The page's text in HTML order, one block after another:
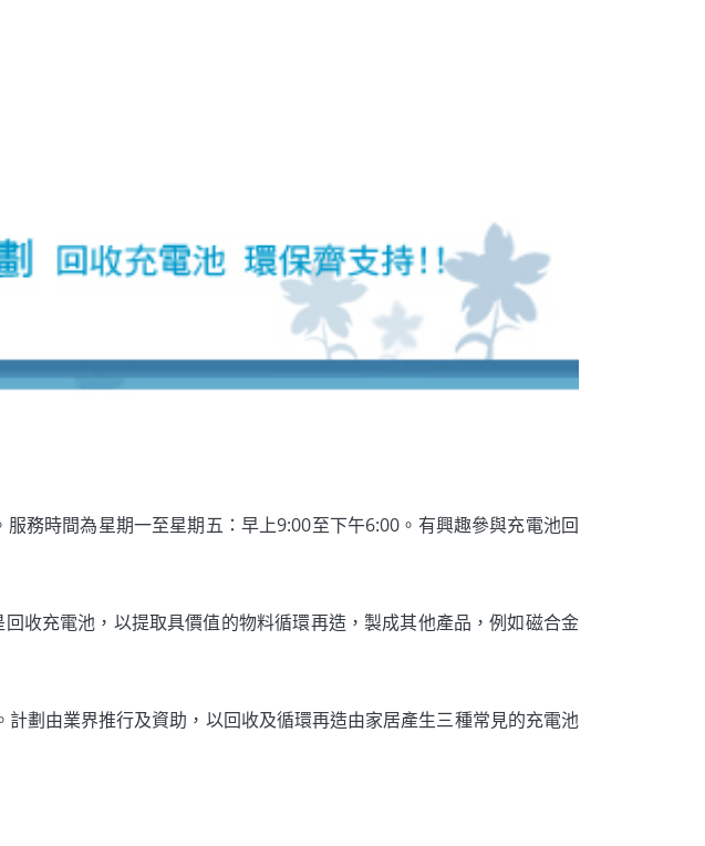
務時間為星期一至星期五：早上9:00至下午6:00。有興趣參與充電池回
收充電池，以提取具價值的物料循環再造，製成其他產品，例如磁合金
劃由業界推行及資助，以回收及循環再造由家居產生三種常見的充電池